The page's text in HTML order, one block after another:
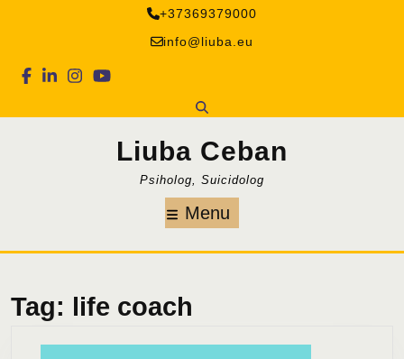
+37369379000
info@liuba.eu
Facebook
Linkedin
Instagram
Youtube
Liuba Ceban
Psiholog, Suicidolog
Menu
Tag: life coach